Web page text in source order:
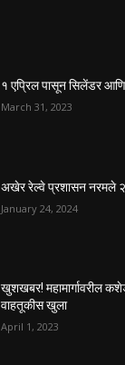
१ एप्रिल पासून सिलेंडर आणि
March 31, 2023
अखेर रेल्वे प्रशासन नरमले २
January 24, 2024
खुशखबर! महामार्गावरील
वाहतूकीस खुला
April 1, 2023